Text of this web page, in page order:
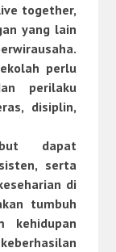
together,
yang lain
perlu
perilaku
disiplin,
dapat
serta
di
tumbuh
kehidupan